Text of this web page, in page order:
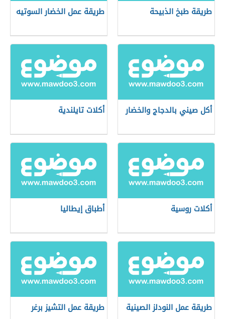
طريقة طبخ الذبيحة طريقة عمل الخضار السوتيه
أكل صيني بالدجاج والخضار أكلات تايلندية
أكلات روسية أطباق إيطاليا
طريقة عمل النودلز الصينية طريقة عمل التشيز برغر